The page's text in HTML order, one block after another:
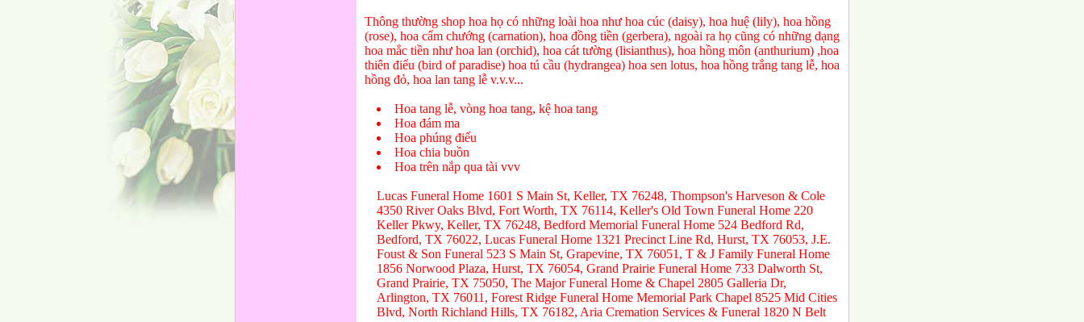
Thông thường shop hoa họ có những loài hoa như hoa cúc (daisy), hoa huệ (lily), hoa hồng
(rose), hoa cẩm chướng (carnation), hoa đồng tiền (gerbera), ngoài ra họ cũng có những dạng
hoa mắc tiền như hoa lan (orchid), hoa cát tường (lisianthus), hoa hồng môn (anthurium) ,hoa
thiên điểu (bird of paradise) hoa tú cầu (hydrangea) hoa sen lotus, hoa hồng trắng tang lễ, hoa
hồng đỏ, hoa lan tang lễ v.v.v...
Hoa tang lễ, vòng hoa tang, kệ hoa tang
Hoa đám ma
Hoa phúng điếu
Hoa chia buồn
Hoa trên nắp qua tài vvv
Lucas Funeral Home 1601 S Main St, Keller, TX 76248, Thompson's Harveson & Cole
4350 River Oaks Blvd, Fort Worth, TX 76114, Keller's Old Town Funeral Home 220
Keller Pkwy, Keller, TX 76248, Bedford Memorial Funeral Home 524 Bedford Rd,
Bedford, TX 76022, Lucas Funeral Home 1321 Precinct Line Rd, Hurst, TX 76053, J.E.
Foust & Son Funeral 523 S Main St, Grapevine, TX 76051, T & J Family Funeral Home
1856 Norwood Plaza, Hurst, TX 76054, Grand Prairie Funeral Home 733 Dalworth St,
Grand Prairie, TX 75050, The Major Funeral Home & Chapel 2805 Galleria Dr,
Arlington, TX 76011, Forest Ridge Funeral Home Memorial Park Chapel 8525 Mid Cities
Blvd, North Richland Hills, TX 76182, Aria Cremation Services & Funeral 1820 N Belt